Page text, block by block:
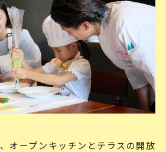
オープンキッチンとテラスの開放